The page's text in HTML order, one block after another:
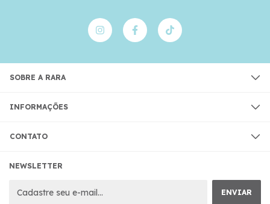
SOBRE A RARA
INFORMAÇÕES
CONTATO
NEWSLETTER